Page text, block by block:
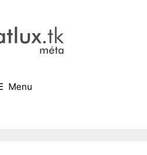
Menu